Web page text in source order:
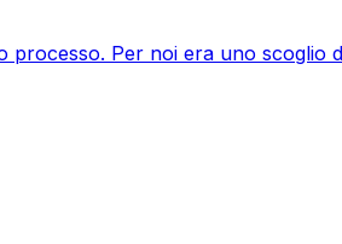
processo. Per noi era uno scoglio